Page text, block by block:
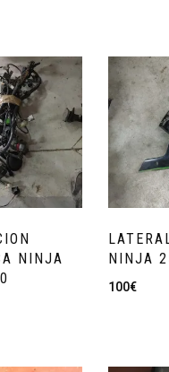
NINJA
NINJA
100€